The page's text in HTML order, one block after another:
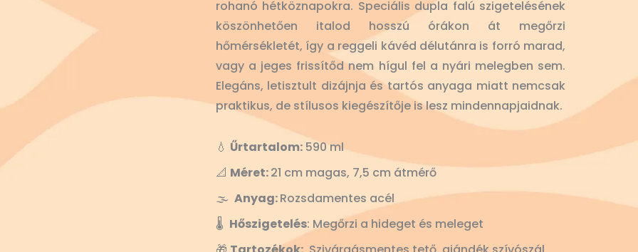
rohanó hétköznapokra. Speciális dupla falú szigetelésének
köszönhetően italod hosszú órákon át megőrzi
hőmérsékletét, így a reggeli kávéd délutánra is forró marad,
vagy a jeges frissítőd nem hígul fel a nyári melegben sem.
Elegáns, letisztult dizájnja és tartós anyaga miatt nemcsak
praktikus, de stílusos kiegészítője is lesz mindennapjaidnak.
💧 Űrtartalom: 590 ml
📐 Méret:21 cm magas, 7,5 cm átmérő
🌫️ Anyag:Rozsdamentes acél
🌡️ Hőszigetelés: Megőrzi a hideget és meleget